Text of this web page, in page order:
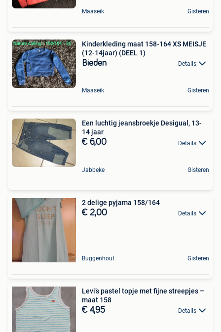
Maaseik Gisteren
Kinderkleding maat 158-164 XS MEISJE
(12-14jaar) (DEEL 1)
Bieden Details
Maaseik Gisteren
Een luchtig jeansbroekje Desigual, 13-
14 jaar
€ 6,00 Details
Jabbeke Gisteren
2 delige pyjama 158/164
€ 2,00 Details
Buggenhout Gisteren
Levi’s pastel topje met fijne streepjes –
maat 158
€ 4,95 Details